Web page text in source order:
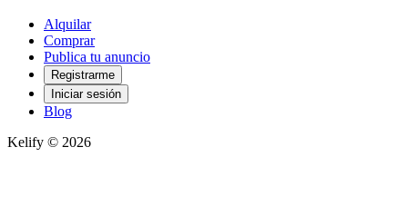
Alquilar
Comprar
Publica tu anuncio
Registrarme
Iniciar sesión
Blog
Kelify © 2026